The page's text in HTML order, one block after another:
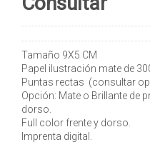
Tamaño 9X5 CM
Papel ilustración mate de
Puntas rectas (consultar
Opción: Mate o Brillante de
dorso.
Full color frente y dorso.
Imprenta digital.